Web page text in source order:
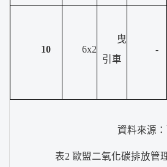
10 6x2
曳
引車
-
資料來源
表2 歐盟二氧化碳排放管